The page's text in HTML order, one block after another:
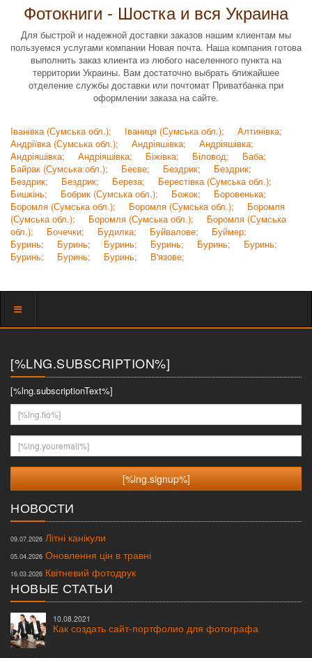
Фотокниги - Шостка и вся Украина
Для быстрой и надежной доставки заказов нашим клиентам мы
пользуемся услугами компании Новая почта. Наша компания готова
выполнить заказ клиента из любого населенного пункта на
территории Украины. Вам достаточно выбрать ближайшее
отделение службы доставки или почтомат Приватбанка при
оформлении заказа на сайте.
Іванівка (Сумська обл.); Іваниця (Сумська обл.);
Алтинівка;
Андріївка (Сумська обл.);
Андріяшівка;
Андріяшівка;
Андріяшівка;
Андріяшівка; Біжівка; Біловод;
Баба;
Байрак (Сумська обл.);
Беєве; Бездрик;
Бездрик;
Бездрик;
Бездрик; Береза;
Берестівка (Сумська обл.);
Бишкінь;
Бобрик (Сумська обл.); Божок;
Боровенька;
Боромля (Сумська обл.);
Боромля (Сумська обл.);
Боромля
(Сумська обл.);
Боромля (Сумська обл.);
Боромля (Сумська
обл.);
Бочечки; Будилка; Буйвалове;
Буймер;
Буринь;
Буринь; Буринь; Буринь; Буринь;
Буринь;
Буринь;
Буринь; Буринь; В'язове;
Показать
[%LNG.SUBSCRIPTION%]
[%lng.subscriptionText%]
[%lng.fio%]
[%lng.youremail%]
НОВОСТИ
09.07.2026 Літні канікули
05.04.2026 Оновлення цін в травні
16.03.2026 Квітневий фотодрук
НОВЫЕ СТАТЬИ
10.08.2021
Как создать сайт-портфолио для фотографа